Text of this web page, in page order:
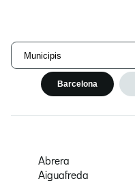
Municipis
Barcelona
Abrera
Aiguafreda